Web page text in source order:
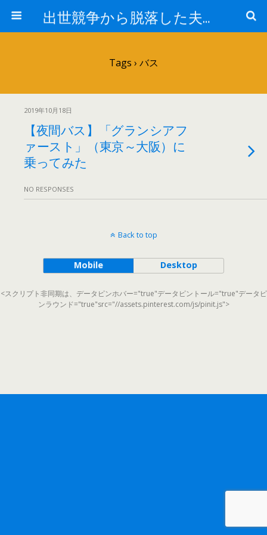
出世競争から脱落した夫と妻の日常
Tags › バス
2019年10月18日
【夜間バス】「グランシアフ
ァースト」（東京～大阪）に
乗ってみた
NO RESPONSES
Back to top
Mobile Desktop
<スクリプト非同期は、データピンホバー="true"データピントール="true"データピ
ンラウンド="true"src="//assets.pinterest.com/js/pinit.js">